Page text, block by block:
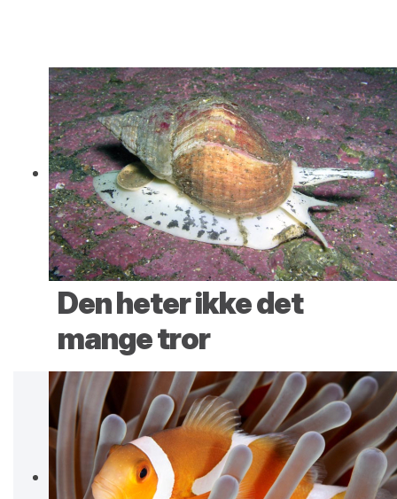
Den heter ikke det
mange tror